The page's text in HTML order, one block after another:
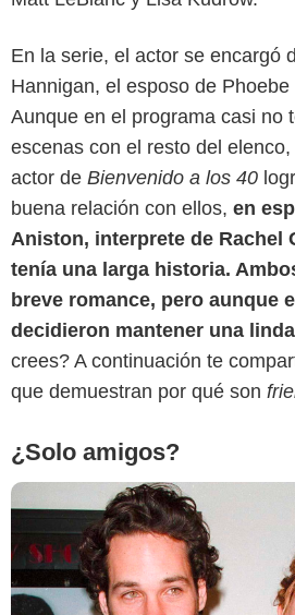
En la serie, el actor se encargó
Hannigan, el esposo de
Aunque en el programa casi no
escenas con el resto del
actor de Bienvenido a los 40
buena relación con ellos, en
Aniston, interprete de Rachel
tenía una larga historia.
breve romance, pero aunque
decidieron mantener una
crees? A continuación te
que demuestran por qué son
¿Solo amigos?
SensaCine